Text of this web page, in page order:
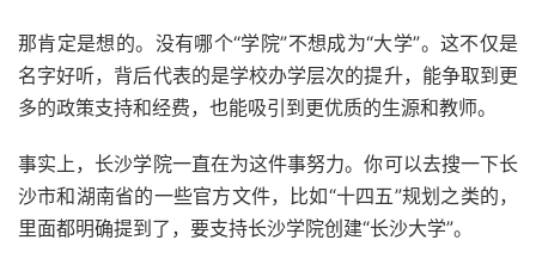
那肯定是想的。没有哪个“学院”不想成为“大学”。这不仅是
名字好听，背后代表的是学校办学层次的提升，能争取到更
多的政策支持和经费，也能吸引到更优质的生源和教师。
事实上，长沙学院一直在为这件事努力。你可以去搜一下长
沙市和湖南省的一些官方文件，比如“十四五”规划之类的，
里面都明确提到了，要支持长沙学院创建“长沙大学”。